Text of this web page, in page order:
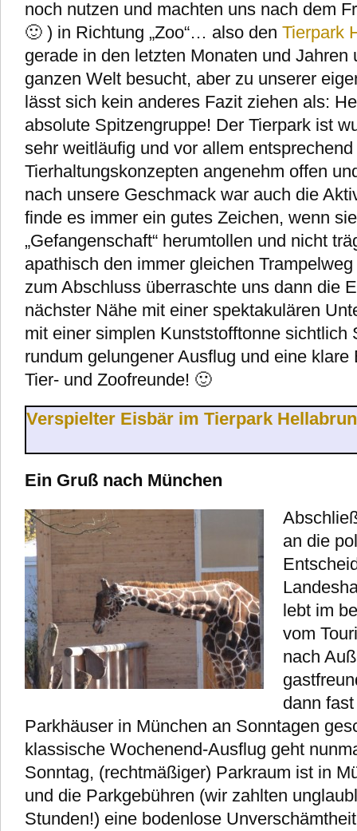
noch nutzen und machten uns nach dem
🙂 ) in Richtung „Zoo“… also den Tierpark
gerade in den letzten Monaten und Jahren
ganzen Welt besucht, aber zu unserer
lässt sich kein anderes Fazit ziehen als:
absolute Spitzengruppe! Der Tierpark ist
sehr weitläufig und vor allem
Tierhaltungskonzepten angenehm offen
nach unsere Geschmack war auch die
finde es immer ein gutes Zeichen, wenn
„Gefangenschaft“ herumtollen und nicht
apathisch den immer gleichen
zum Abschluss überraschte uns dann die
nächster Nähe mit einer spektakulären
mit einer simplen Kunststofftonne sichtlich
rundum gelungener Ausflug und eine klare
Tier- und Zoofreunde! 🙂
Verspielter Eisbär im Tierpark
Ein Gruß nach München
an die
lebt im
vom
nach
dann
Parkhäuser in München an Sonntagen
klassische Wochenend-Ausflug geht
Sonntag, (rechtmäßiger) Parkraum ist in
und die Parkgebühren (wir zahlten
Stunden!) eine bodenlose